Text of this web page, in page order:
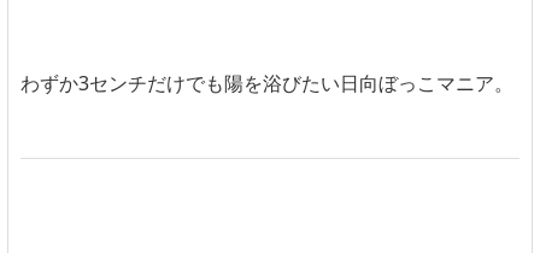
わずか3センチだけでも陽を浴びたい日向ぼっこマニア。